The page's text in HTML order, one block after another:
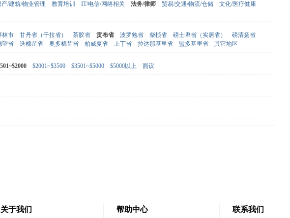
产/建筑/物业管理 教育培训 IT/电信/网络相关 法务/律师 贸易/交通/物流/仓储
文化/医疗健康
林市 甘丹省（干拉省） 茶胶省 贡布省 波罗勉省 柴桢省 磅士卑省（实居省）
磅清扬省
望省 迭棉芷省 奥多棉芷省 柏威夏省 上丁省 拉达那基里省 盟多基里省 其它地区
$2001~$3500 $3501~$5000 $5000以上 面议
关于我们 帮助中心 联系我们